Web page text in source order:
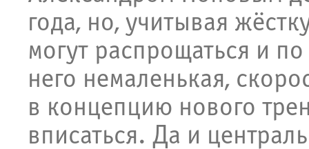
года, но, учитывая
могут распрощаться и
него немаленькая,
в концепцию нового
вписаться. Да и